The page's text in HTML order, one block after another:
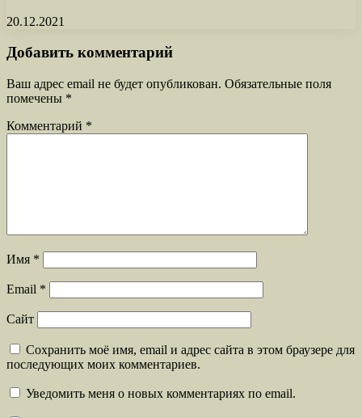
20.12.2021
Добавить комментарий
Ваш адрес email не будет опубликован. Обязательные поля
помечены *
Комментарий *
Имя *
Email *
Сайт
Сохранить моё имя, email и адрес сайта в этом браузере для
последующих моих комментариев.
Уведомить меня о новых комментариях по email.